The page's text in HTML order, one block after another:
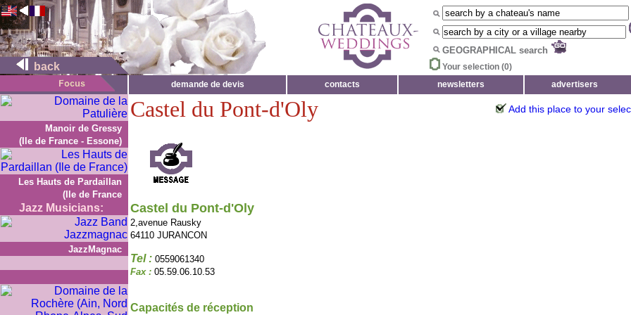
back
GEOGRAPHICAL search
Your selection (0)
demande de devis
contacts newsletters advertisers
Manoir de Gressy
(Ile de France - Essone)
Les Hauts de Pardaillan
(Ile de France
Jazz Musicians:
JazzMagnac
Castel du Pont-d'Oly Add this place to your
Castel du Pont-d'Oly
2,avenue Rausky
64110 JURANCON
Tel : 0559061340
Fax : 05.59.06.10.53
Capacités de réception